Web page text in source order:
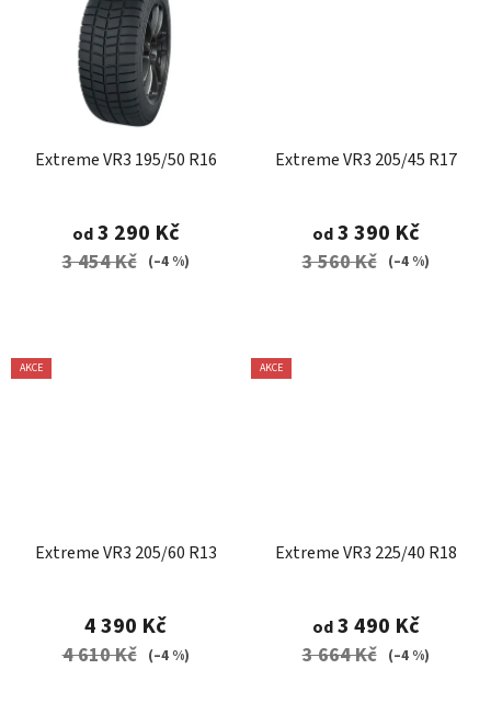
Extreme VR3 195/50 R16
od3 290 Kč
3 454 Kč (–4 %)
Extreme VR3 205/45 R17
od3 390 Kč
3 560 Kč (–4 %)
AKCE
Extreme VR3 205/60 R13
4 390 Kč
4 610 Kč (–4 %)
AKCE
Extreme VR3 225/40 R18
od3 490 Kč
3 664 Kč (–4 %)